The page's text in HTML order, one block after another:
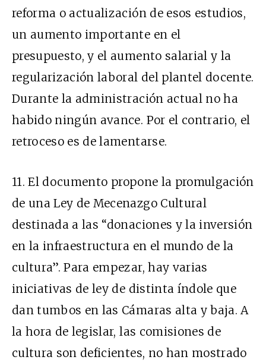
reforma o actualización de esos estudios,
un aumento importante en el
presupuesto, y el aumento salarial y la
regularización laboral del plantel docente.
Durante la administración actual no ha
habido ningún avance. Por el contrario, el
retroceso es de lamentarse.
11. El documento propone la promulgación
de una Ley de Mecenazgo Cultural
destinada a las “donaciones y la inversión
en la infraestructura en el mundo de la
cultura”. Para empezar, hay varias
iniciativas de ley de distinta índole que
dan tumbos en las Cámaras alta y baja. A
la hora de legislar, las comisiones de
cultura son deficientes, no han mostrado